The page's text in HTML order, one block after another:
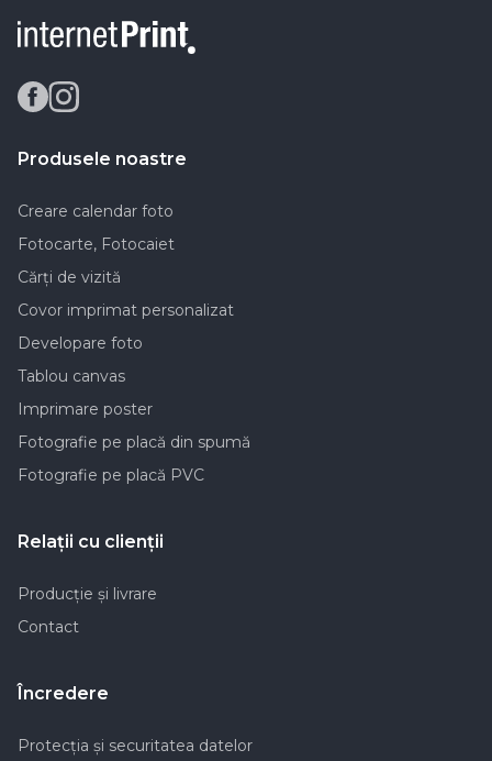
Produsele noastre
Creare calendar foto
Fotocarte, Fotocaiet
Cărți de vizită
Covor imprimat personalizat
Developare foto
Tablou canvas
Imprimare poster
Fotografie pe placă din spumă
Fotografie pe placă PVC
Relaţii cu clienţii
Producţie şi livrare
Contact
Încredere
Protecția și securitatea datelor